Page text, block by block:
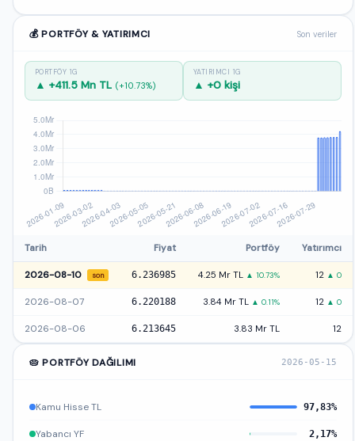
💰 PORTFÖY & YATIRIMCI Son veriler
PORTFÖY 1G
▲ +411.5 Mn TL (+10.73%)
YATIRIMCI 1G
▲ +0 kişi
Tarih Fiyat Portföy Yatırımcı
2026-08-10 son 6.236985 4.25 Mr TL ▲ 10.73% 12 ▲ 0
2026-08-07 6.220188 3.84 Mr TL ▲ 0.11% 12 ▲ 0
2026-08-06 6.213645 3.83 Mr TL 12
🥧 PORTFÖY DAĞILIMI 2026-05-15
Kamu Hisse TL 97,83%
Yabancı YF 2,17%